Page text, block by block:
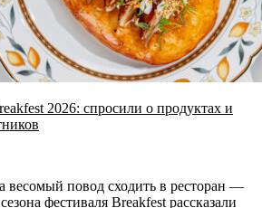
2026: спросили о продуктах и
весомый повод сходить в ресторан —
фестиваля Breakfest рассказали